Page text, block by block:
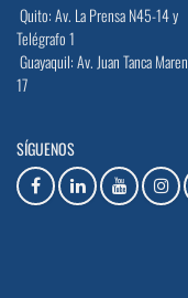
Quito: Av. La Prensa N45-14 y
Telégrafo 1
Guayaquil: Av. Juan Tanca
17
SÍGUENOS